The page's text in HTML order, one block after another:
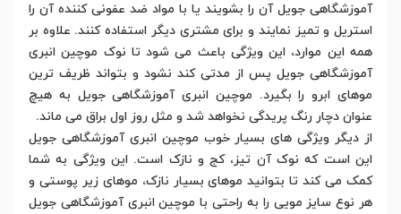
آموزشگاهی جویل آن را بشویند یا با مواد ضد عفونی کننده آن را
استریل و تمیز نمایند و برای مشتری دیگر استفاده کنند. علاوه بر
همه این موارد، این ویژگی باعث می شود تا نوک موچین انبری
آموزشگاهی جویل پس از مدتی کند نشود و بتواند ظریف ترین
موهای ابرو را بگیرد. موچین انبری آموزشگاهی جویل به هیچ
عنوان دچار رنگ پریدگی نخواهد شد و مثل روز اول براق می ماند.
از دیگر ویژگی های بسیار خوب موچین انبری آموزشگاهی جویل
این است که نوک آن تیز، کج و نازک است. این ویژگی به شما
کمک می کند تا بتوانید موهای بسیار نازک، موهای زیر پوستی و
هر نوع سایز مویی را به راحتی با موچین انبری آموزشگاهی جویل